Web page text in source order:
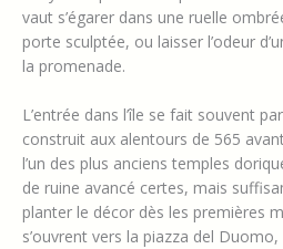
vaut s’égarer dans une ruelle
porte sculptée, ou laisser l’odeur
la promenade.
L’entrée dans l’île se fait souvent
construit aux alentours de 565
l’un des plus anciens temples
de ruine avancé certes, mais
planter le décor dès les premières
s’ouvrent vers la piazza del